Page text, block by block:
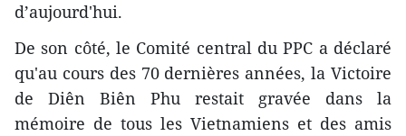
d’aujourd'hui.
De son côté, le Comité central du PPC a déclaré
qu'au cours des 70 dernières années, la Victoire
de Diên Biên Phu restait gravée dans la
mémoire de tous les Vietnamiens et des amis